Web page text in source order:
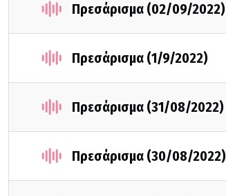
Πρεσάρισμα (02/09/2022)
Πρεσάρισμα (1/9/2022)
Πρεσάρισμα (31/08/2022)
Πρεσάρισμα (30/08/2022)